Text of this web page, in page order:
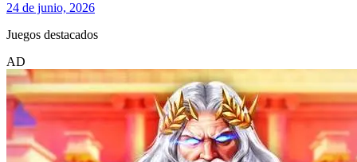
24 de junio, 2026
Juegos destacados
AD